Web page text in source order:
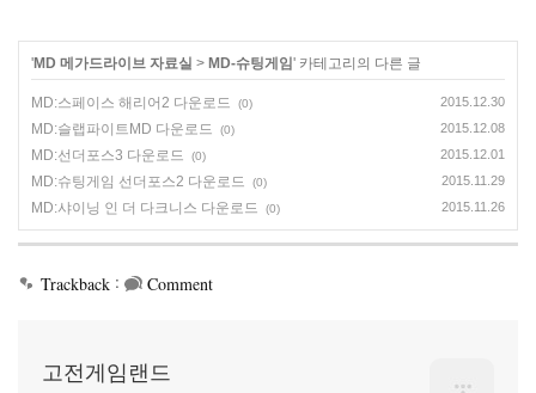
'MD 메가드라이브 자료실 > MD-슈팅게임 ' 카테고리의 다른 글
MD:스페이스 해리어2 다운로드 (0) 2015.12.30
MD:슬랩파이트MD 다운로드 (0) 2015.12.08
MD:선더포스3 다운로드 (0) 2015.12.01
MD:슈팅게임 선더포스2 다운로드 (0) 2015.11.29
MD:샤이닝 인 더 다크니스 다운로드 (0) 2015.11.26
Trackback : Comment
고전게임랜드